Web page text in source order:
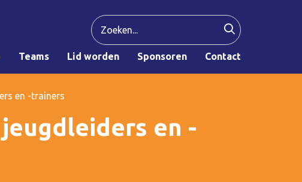
Teams Lid worden Sponsoren Contact
en -trainers
en -